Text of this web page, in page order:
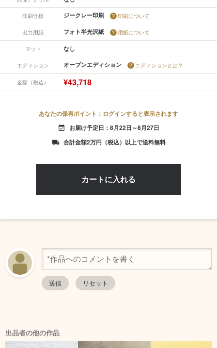
印刷仕様 ジークレー印刷 印刷について
出力用紙 フォト半光沢紙 用紙について
マット なし
エディション オープンエディション エディションとは？
金額（税込） ¥43,718
あなたの保有ポイント：ログインすると表示されます
event_available お届け予定日：8月22日～8月27日
local_shipping 合計金額2万円（税込）以上で送料無料
出品者の他の作品